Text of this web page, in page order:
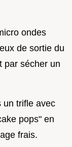
ondes
de sortie du
par sécher un
un trifle avec
pops" en
frais.